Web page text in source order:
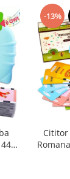
-13%